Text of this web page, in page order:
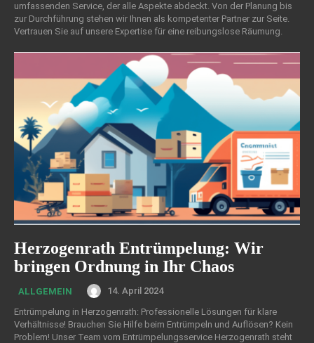
umfassenden Service, der alle Aspekte abdeckt. Von der Planung bis
zur Durchführung stehen wir Ihnen als kompetenter Partner zur Seite.
Vertrauen Sie auf unsere Expertise für eine reibungslose Räumung.
Herzogenrath Entrümpelung: Wir
bringen Ordnung in Ihr Chaos
ALLGEMEIN
14. April 2024
Entrümpelung in Herzogenrath: Professionelle Lösungen für klare
Verhältnisse! Brauchen Sie Hilfe beim Entrümpeln und Auflösen? Kein
Problem! Unser Team vom Entrümpelungsservice Herzogenrath steht